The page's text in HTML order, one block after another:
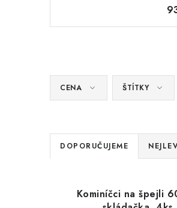
CENA ŠTÍTKY
Ř
a
DOPORUČUJEME
Kominíčci na špejli